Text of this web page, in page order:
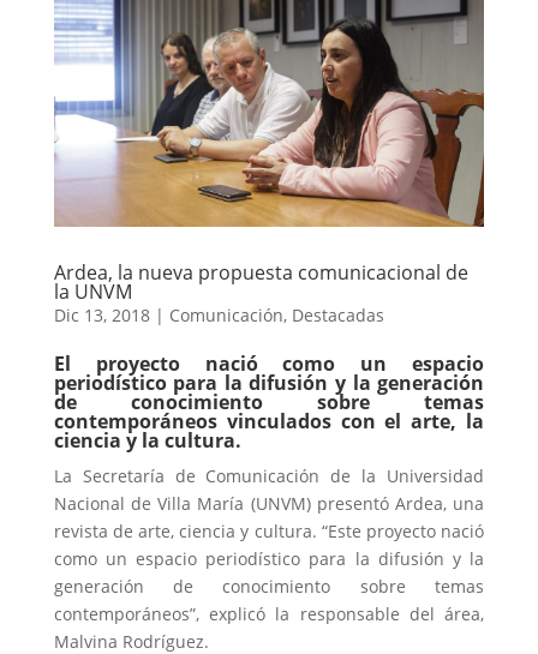
Ardea, la nueva propuesta comunicacional de
la UNVM
Dic 13, 2018| Comunicación, Destacadas
El proyecto nació como un espacio
periodístico para la difusión y la generación
de conocimiento sobre temas
contemporáneos vinculados con el arte, la
ciencia y la cultura.
La Secretaría de Comunicación de la Universidad
Nacional de Villa María (UNVM) presentó Ardea, una
revista de arte, ciencia y cultura. “Este proyecto nació
como un espacio periodístico para la difusión y la
generación de conocimiento sobre temas
contemporáneos”, explicó la responsable del área,
Malvina Rodríguez.